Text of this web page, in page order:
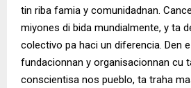
tin riba famia y comunidadnan.
miyones di bida mundialmente, y ta
colectivo pa haci un diferencia. Den
fundacionnan y organisacionnan cu
conscientisa nos pueblo, ta traha